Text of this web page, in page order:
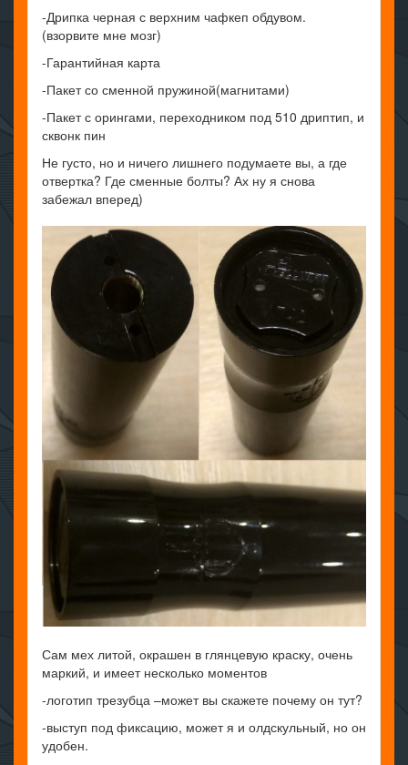
-Дрипка черная с верхним чафкеп обдувом.
(взорвите мне мозг)
-Гарантийная карта
-Пакет со сменной пружиной(магнитами)
-Пакет с орингами, переходником под 510 дриптип, и
сквонк пин
Не густо, но и ничего лишнего подумаете вы, а где
отвертка? Где сменные болты? Ах ну я снова
забежал вперед)
Сам мех литой, окрашен в глянцевую краску, очень
маркий, и имеет несколько моментов
-логотип трезубца –может вы скажете почему он тут?
-выступ под фиксацию, может я и олдскульный, но он
удобен.